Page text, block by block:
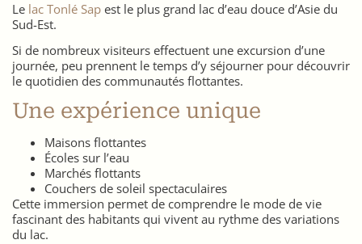
Le lac Tonlé Sap est le plus grand lac d’eau douce d’Asie du
Sud-Est.
Si de nombreux visiteurs effectuent une excursion d’une
journée, peu prennent le temps d’y séjourner pour découvrir
le quotidien des communautés flottantes.
Une expérience unique
Maisons flottantes
Écoles sur l’eau
Marchés flottants
Couchers de soleil spectaculaires
Cette immersion permet de comprendre le mode de vie
fascinant des habitants qui vivent au rythme des variations
du lac.